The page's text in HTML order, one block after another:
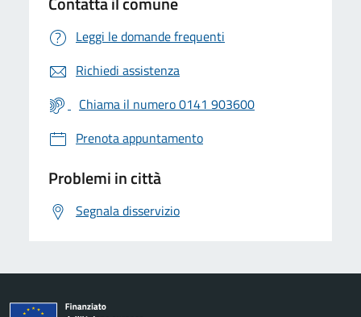
Leggi le domande frequenti
Richiedi assistenza
Chiama il numero 0141 903600
Prenota appuntamento
Problemi in città
Segnala disservizio